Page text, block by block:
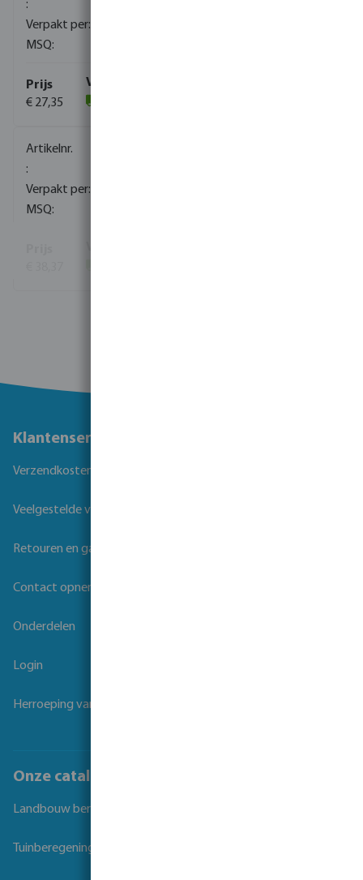
€ 27,35
Klantenservice
Verzendkosten
Veelgestelde vragen
Retouren en garantie
Contact opnemen
Onderdelen
Login
Herroeping van overeenkomst
Onze catalogi
Landbouw beregening
Tuinberegening